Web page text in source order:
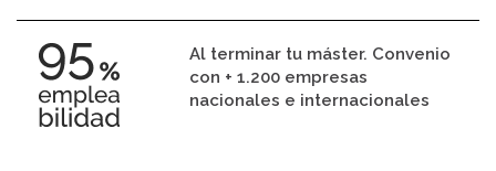
Al terminar tu máster. Convenio
con + 1.200 empresas
nacionales e internacionales